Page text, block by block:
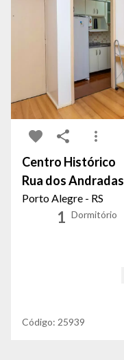
Centro Histórico
Rua dos Andradas
Porto Alegre - RS
1 Dormitório
Código: 25939